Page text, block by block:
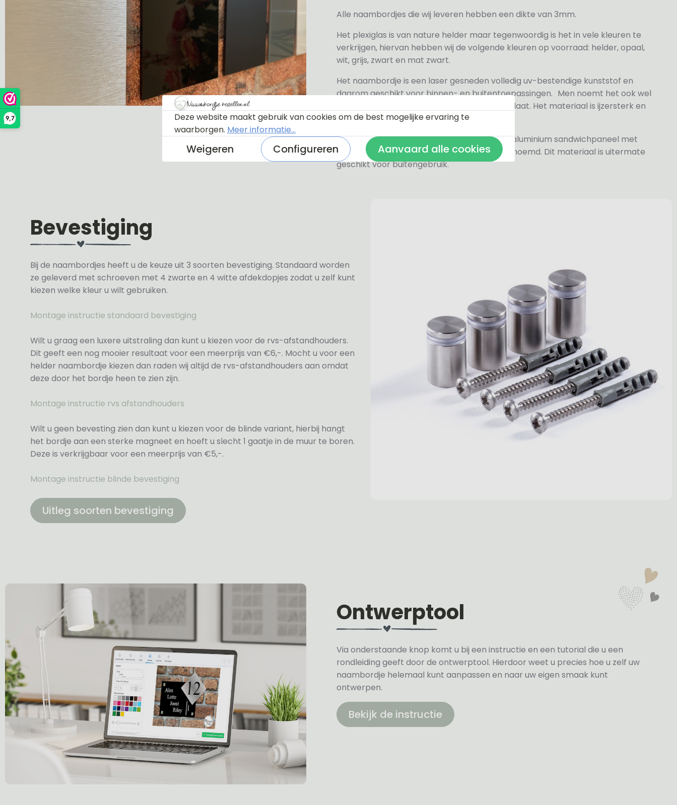
9,7
Alle naambordjes die wij leveren hebben een dikte van 3mm.
Het plexiglas is van nature helder maar tegenwoordig is het in vele kleuren te
verkrijgen, hiervan hebben wij de volgende kleuren op voorraad: helder, opaal,
wit, grijs, zwart en mat zwart.
Het naambordje is een laser gesneden volledig uv-bestendige kunststof en
daarom geschikt voor binnen- en buitentoepassingen. Men noemt het ook wel
een perspex naambordje of acrylaat naamplaat. Het materiaal is ijzersterk en
zeer licht.
De RVS-look naambordjes zijn gemaakt van aluminium sandwichpaneel met
een geborstelde toplaag. Ook wel dibond genoemd. Dit materiaal is uitermate
geschikt voor buitengebruik.
Bevestiging
Bij de naambordjes heeft u de keuze uit 3 soorten bevestiging. Standaard worden
ze geleverd met schroeven met 4 zwarte en 4 witte afdekdopjes zodat u zelf kunt
kiezen welke kleur u wilt gebruiken.
Montage instructie standaard bevestiging
Wilt u graag een luxere uitstraling dan kunt u kiezen voor de rvs-afstandhouders.
Dit geeft een nog mooier resultaat voor een meerprijs van €6,-. Mocht u voor een
helder naambordje kiezen dan raden wij altijd de rvs-afstandhouders aan omdat
deze door het bordje heen te zien zijn.
Montage instructie rvs afstandhouders
Wilt u geen bevesting zien dan kunt u kiezen voor de blinde variant, hierbij hangt
het bordje aan een sterke magneet en hoeft u slecht 1 gaatje in de muur te boren.
Deze is verkrijgbaar voor een meerprijs van €5,-.
Montage instructie blinde bevestiging
Uitleg soorten bevestiging
Ontwerptool
Via onderstaande knop komt u bij een instructie en een tutorial die u een
rondleiding geeft door de ontwerptool. Hierdoor weet u precies hoe u zelf uw
naambordje helemaal kunt aanpassen en naar uw eigen smaak kunt
ontwerpen.
Bekijk de instructie
Deze website maakt gebruik van cookies om de best mogelijke ervaring te
waarborgen. Meer informatie...
Weigeren Configureren Aanvaard alle cookies